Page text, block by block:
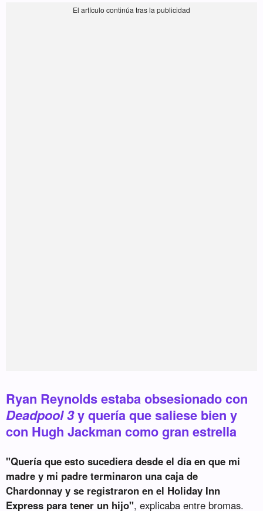
Ryan Reynolds estaba obsesionado con
Deadpool 3y quería que saliese bien y
con Hugh Jackman como gran estrella
"Quería que esto sucediera desde el día en que mi
madre y mi padre terminaron una caja de
Chardonnay y se registraron en el Holiday Inn
Express para tener un hijo", explicaba entre bromas.